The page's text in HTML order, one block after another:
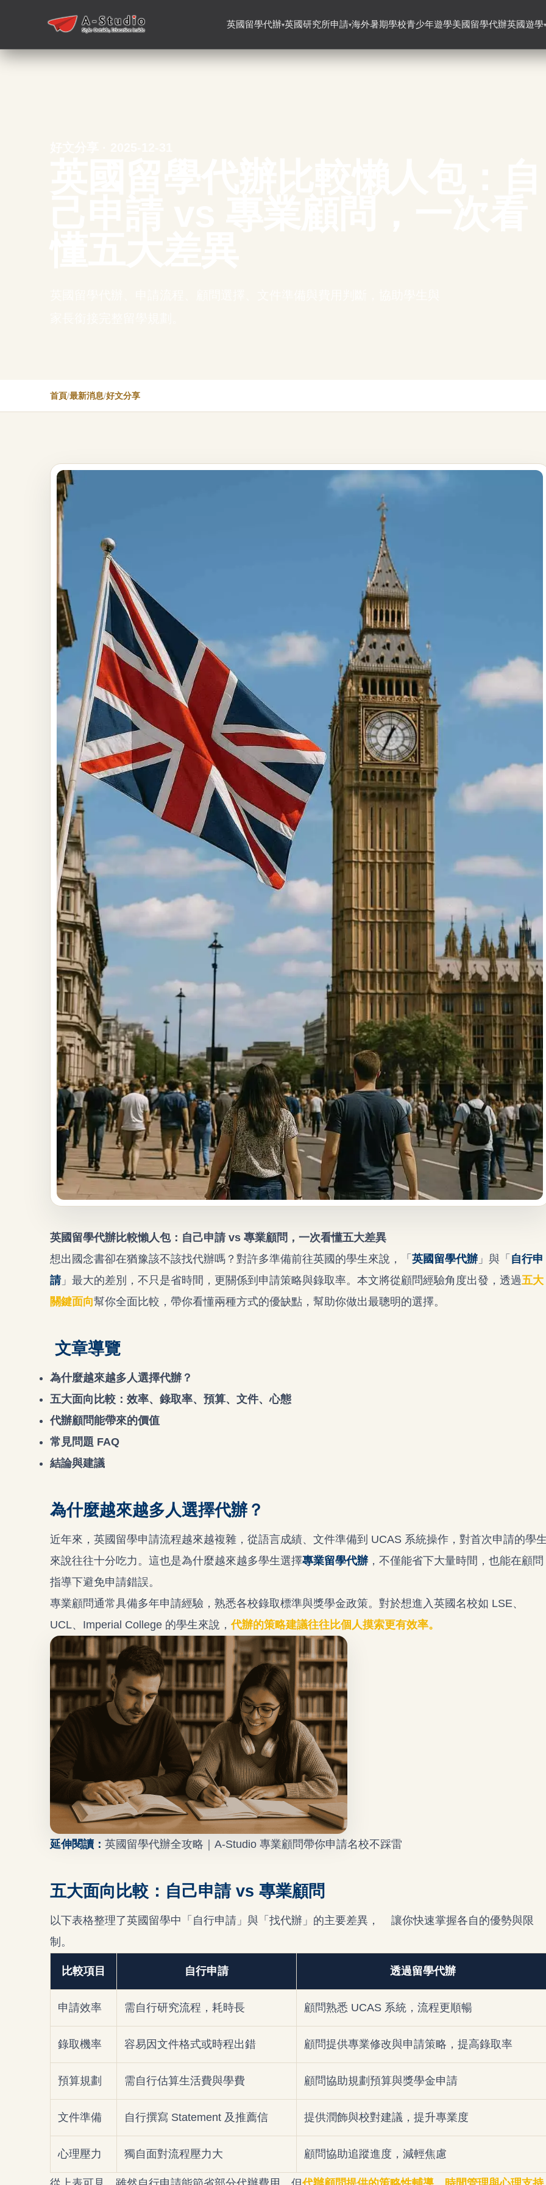
英國留學代辦▾英國研究所申請▾海外暑期學校青少年遊學美國留學代辦英國遊學▾
首頁/最新消息/好文分享
英國留學代辦比較懶人包：自己申請 vs 專業顧問，一次看懂五大差異
想出國念書卻在猶豫該不該找代辦嗎？對許多準備前往英國的學生來說，「 英國留學代辦 」與「 自行申
請」最大的差別，不只是省時間，更關係到申請策略與錄取率。本文將從顧問經驗角度出發，透過五大
關鍵面向幫你全面比較，帶你看懂兩種方式的優缺點，幫助你做出最聰明的選擇。
文章導覽
為什麼越來越多人選擇代辦？
五大面向比較： 效率、錄取率、預算、文件、心態
代辦顧問能帶來的價值
常見問題 FAQ
結論與建議
為什麼越來越多人選擇代辦？
近年來，英國留學申請流程越來越複雜，從語言成績、文件準備到 UCAS 系統操作，對首次申請的學
來說往往十分吃力。這也是為什麼越來越多學生選擇專業留學代辦 ，不僅能省下大量時間，也能在顧問
指導下避免申請錯誤。
專業顧問通常具備多年申請經驗，熟悉各校錄取標準與獎學金政策。對於想進入英國名校如 LSE、
UCL、Imperial College 的學生來說，代辦的策略建議往往比個人摸索更有效率。
延伸閱讀： 英國留學代辦全攻略｜A-Studio 專業顧問帶你申請名校不踩雷
五大面向比較：自己申請 vs 專業顧問
以下表格整理了英國留學中「自行申請」與「找代辦」的主要差異， 讓你快速掌握各自的優勢與限
制。
比較項目 自行申請 透過留學代辦
申請效率 需自行研究流程，耗時長 顧問熟悉 UCAS 系統，流程更順暢
錄取機率 容易因文件格式或時程出錯 顧問提供專業修改與申請策略，提高錄取率
預算規劃 需自行估算生活費與學費 顧問協助規劃預算與獎學金申請
文件準備 自行撰寫 Statement 及推薦信 提供潤飾與校對建議，提升專業度
心理壓力 獨自面對流程壓力大 顧問協助追蹤進度，減輕焦慮